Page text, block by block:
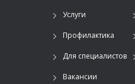
Услуги
Профилактика
Для специалистов
Вакансии